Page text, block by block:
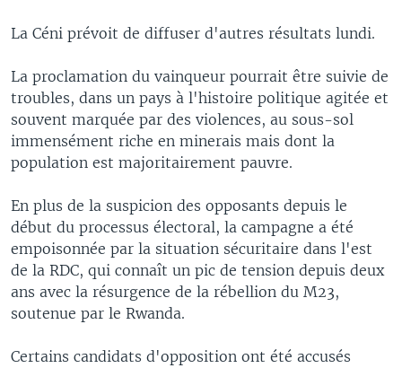
La Céni prévoit de diffuser d'autres résultats lundi.
La proclamation du vainqueur pourrait être suivie de
troubles, dans un pays à l'histoire politique agitée et
souvent marquée par des violences, au sous-sol
immensément riche en minerais mais dont la
population est majoritairement pauvre.
En plus de la suspicion des opposants depuis le
début du processus électoral, la campagne a été
empoisonnée par la situation sécuritaire dans l'est
de la RDC, qui connaît un pic de tension depuis deux
ans avec la résurgence de la rébellion du M23,
soutenue par le Rwanda.
Certains candidats d'opposition ont été accusés